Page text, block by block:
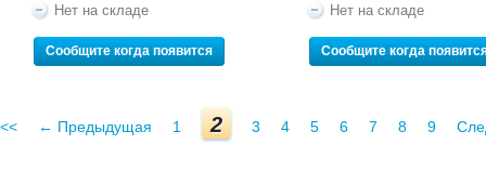
Нет на складе
Сообщите когда появится
Нет на складе
Сообщите когда
<< ← Предыдущая 1 2 3 4 5 6 7 8 9